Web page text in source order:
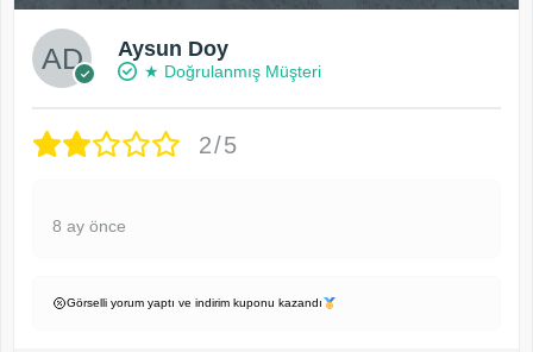
Aysun Doy
★ Doğrulanmış Müşteri
2/5
8 ay önce
Görselli yorum yaptı ve indirim kuponu kazandı